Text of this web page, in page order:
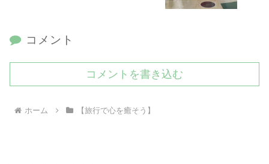
コメント
コメントを書き込む
ホーム 【旅行で心を癒そう】